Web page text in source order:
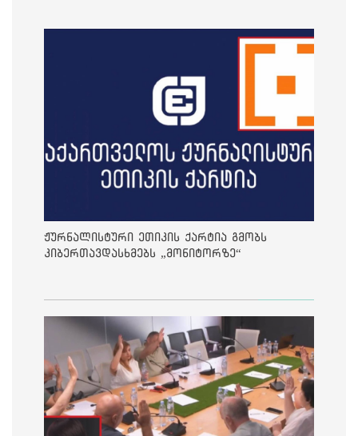
ჟურნალისტური ეთიკის ქარტია გმობს
კიბერთავდასხმებს „მონიტორზე“